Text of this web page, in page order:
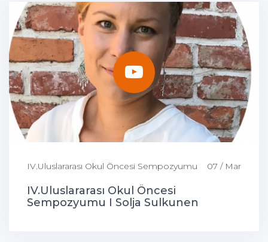
IV.Uluslararası Okul Öncesi Sempozyumu 07 / Mar
IV.Uluslararası Okul Öncesi
Sempozyumu I Solja Sulkunen